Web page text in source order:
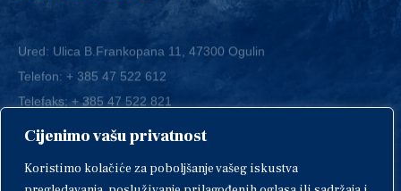
Cijenimo vašu privatnost
Koristimo kolačiće za poboljšanje vašeg iskustva
Ured: Ulica B.Frankopana 11, 47300 Ogulin
Telefon:+ 385 47 522 612
Telefaks:+ 385 47 522 821
E-mail:grad-ogulin@ogulin.hr
IBAN: HR1424020061829700009